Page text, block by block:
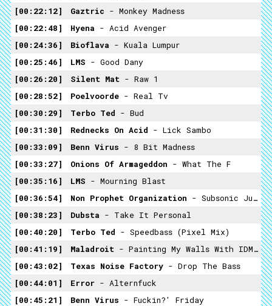
00:22:12
Gaztric - Monkey Madness
00:22:48
Hyena - Acid Avenger
00:24:36
Bioflava - Kuala Lumpur
00:25:46
LMS - Good Dany
00:26:20
Silent Mat - Raw 1
00:28:52
Poelvoorde - Real Tv
00:30:29
Terbo Ted - Bud
00:31:30
Rednecks On Acid - Lick Sambo
00:33:09
Benn Virus - 8 Bit Madness
00:33:27
Onions Of Armageddon - What The F
00:35:16
LMS - Mourning Blast
00:36:54
Non Prophet Organization - Subsonic Junkies
00:38:23
Dubsta - Take It Personal
00:40:20
Terbo Ted - Speedbass (Pixel Mix)
00:41:19
Maladroit - Painting My Walls With IDM Blood
00:43:02
Texas Noise Factory - Drop The Bass
00:44:01
Error - Alternfuck
00:45:21
Benn Virus - Fuckin?' Friday